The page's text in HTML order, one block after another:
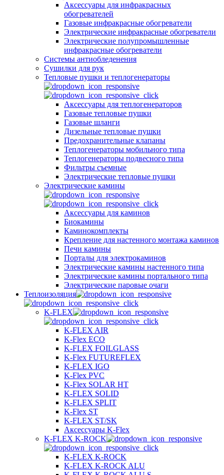
Аксессуары для инфракрасных
обогревателей
Газовые инфракрасные обогреватели
Электрические инфракрасные обогреватели
Электрические полупромышленные
инфракрасные обогреватели
Системы антиобледенения
Сушилки для рук
Тепловые пушки и теплогенераторы
Аксессуары для теплогенераторов
Газовые тепловые пушки
Газовые шланги
Дизельные тепловые пушки
Предохранительные клапаны
Теплогенераторы мобильного типа
Теплогенераторы подвесного типа
Фильтры съемные
Электрические тепловые пушки
Электрические камины
Аксессуары для каминов
Биокамины
Каминокомплекты
Крепление для настенного монтажа каминов
Печи камины
Порталы для электрокаминов
Электрические камины настенного типа
Электрические камины портального типа
Электрические паровые очаги
Теплоизоляция
K-FLEX
K-FLEX AIR
K-Flex ECO
K-FLEX FOILGLASS
K-Flex FUTUREFLEX
K-FLEX IGO
K-Flex PVC
K-Flex SOLAR HT
K-FLEX SOLID
K-FLEX SPLIT
K-Flex ST
K-FLEX ST/SK
Аксессуары K-Flex
K-FLEX K-ROCK
K-FLEX K-ROCK
K-FLEX K-ROCK ALU